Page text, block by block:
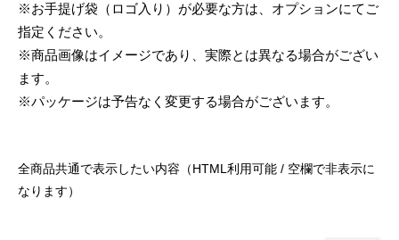
※お手提げ袋（ロゴ入り）が必要な方は、オプションにてご
指定ください。
※商品画像はイメージであり、実際とは異なる場合がござい
ます。
※パッケージは予告なく変更する場合がございます。
全商品共通で表示したい内容（HTML利用可能 / 空欄で非表示に
なります）